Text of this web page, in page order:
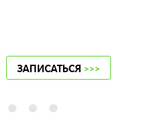
ЗАПИСАТЬСЯ >>>